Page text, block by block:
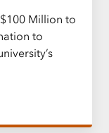
Million to
to